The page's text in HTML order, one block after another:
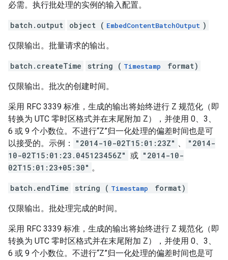
必需。执行批处理的实例的输入配置。
batch.output object ( EmbedContentBatchOutput )
仅限输出。批量请求的输出。
batch.createTime string ( Timestamp format)
仅限输出。批次的创建时间。
采用 RFC 3339 标准，生成的输出将始终进行 Z 规范化（即
转换为 UTC 零时区格式并在末尾附加 Z），并使用 0、3、
6 或 9 个小数位。不进行“Z”归一化处理的偏差时间也是可
以接受的。示例：
"2014-10-02T15:01:23Z" 、
"2014-
10-02T15:01:23.045123456Z" 或 "2014-10-
02T15:01:23+05:30" 。
batch.endTime string ( Timestamp format)
仅限输出。批处理完成的时间。
采用 RFC 3339 标准，生成的输出将始终进行 Z 规范化（即
转换为 UTC 零时区格式并在末尾附加 Z），并使用 0、3、
6 或 9 个小数位。不进行“Z”归一化处理的偏差时间也是可